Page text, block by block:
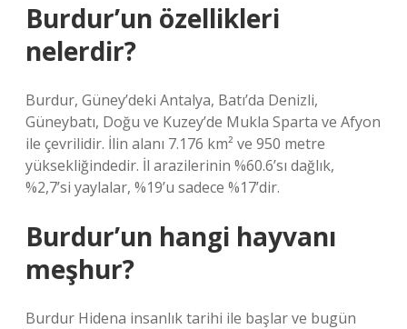
Burdur’un özellikleri
nelerdir?
Burdur, Güney’deki Antalya, Batı’da Denizli,
Güneybatı, Doğu ve Kuzey’de Mukla Sparta ve Afyon
ile çevrilidir. İlin alanı 7.176 km² ve ​​950 metre
yüksekliğindedir. İl arazilerinin %60.6’sı dağlık,
%2,7’si yaylalar, %19’u sadece %17’dir.
Burdur’un hangi hayvanı
meşhur?
Burdur Hidena insanlık tarihi ile başlar ve bugün